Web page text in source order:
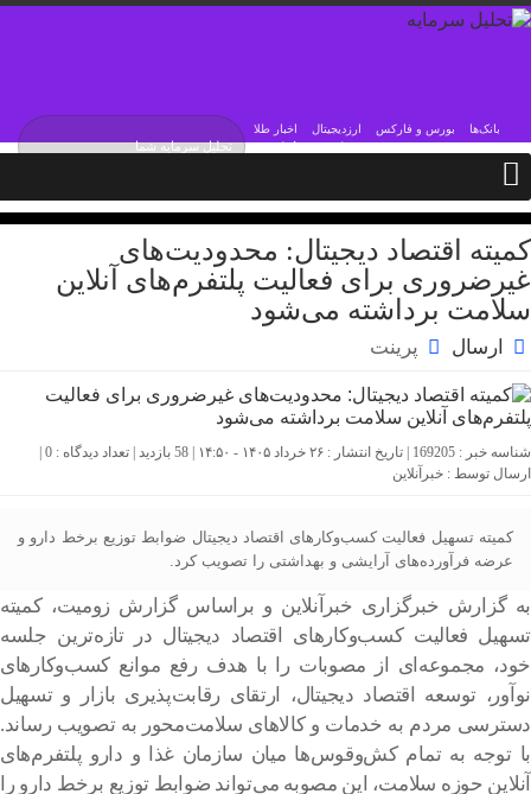
اخبار طلا ارزدیجیتال بورس و فارکس بانک‌ها
جمعه / ۱۶ مرداد / ۱۴۰۵
کمیته اقتصاد دیجیتال: محدودیت‌های
غیرضروری برای فعالیت پلتفرم‌های آنلاین
سلامت برداشته می‌شود
ارسال پرینت
شناسه خبر : 169205 | تاریخ انتشار : ۲۶ خرداد ۱۴۰۵ - ۱۴:۵۰ | 58 بازدید | تعداد دیدگاه : 0
ارسال توسط : خبرآنلاین
کمیته تسهیل فعالیت کسب‌وکارهای اقتصاد دیجیتال ضوابط توزیع برخط دارو و
عرضه فرآورده‌های آرایشی و بهداشتی را تصویب کرد.
به گزارش خبرگزاری خبرآنلاین و براساس گزارش زومیت، کمیته
تسهیل فعالیت کسب‌وکارهای اقتصاد دیجیتال در تازه‌ترین جلسه
خود، مجموعه‌ای از مصوبات را با هدف رفع موانع کسب‌وکارهای
نوآور، توسعه اقتصاد دیجیتال، ارتقای رقابت‌پذیری بازار و تسهیل
دسترسی مردم به خدمات و کالاهای سلامت‌محور به تصویب رساند.
با توجه به تمام کش‌وقوس‌ها میان سازمان غذا و دارو پلتفرم‌های
آنلاین حوزه سلامت، این مصوبه می‌تواند ضوابط توزیع برخط دارو را